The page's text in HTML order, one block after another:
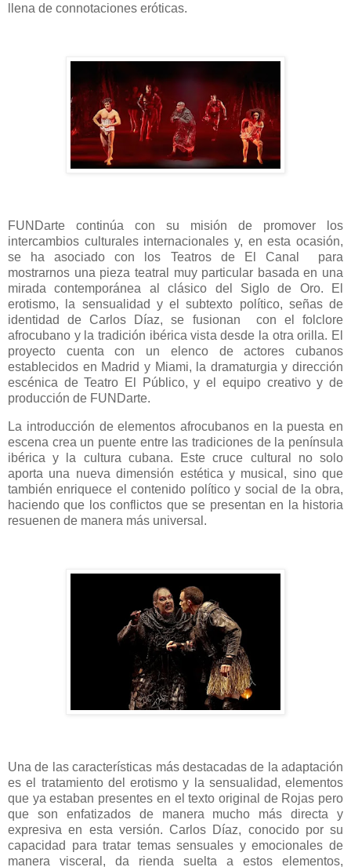
llena de connotaciones eróticas.
FUNDarte continúa con su misión de promover los
intercambios culturales internacionales y, en esta ocasión,
se ha asociado con los Teatros de El Canal
para
mostrarnos una pieza teatral muy particular basada en una
mirada contemporánea al clásico del Siglo de Oro. El
erotismo, la sensualidad y el subtexto político, señas de
identidad de Carlos Díaz, se fusionan
con el folclore
afrocubano y la tradición ibérica vista desde la otra orilla. El
proyecto cuenta con un elenco de actores cubanos
establecidos en Madrid y Miami, la dramaturgia y dirección
escénica de Teatro El Público, y el equipo creativo y de
producción de FUNDarte.
La introducción de elementos afrocubanos en la puesta en
escena crea un puente entre las tradiciones de la península
ibérica y la cultura cubana. Este cruce cultural no solo
aporta una nueva dimensión estética y musical, sino que
también enriquece el contenido político y social de la obra,
haciendo que los conflictos que se presentan en la historia
resuenen de manera más universal.
Una de las características más destacadas de la adaptación
es el tratamiento del erotismo y la sensualidad, elementos
que ya estaban presentes en el texto original de Rojas pero
que son enfatizados de manera mucho más directa y
expresiva en esta versión. Carlos Díaz, conocido por su
capacidad para tratar temas sensuales y emocionales de
manera visceral, da rienda suelta a estos elementos,